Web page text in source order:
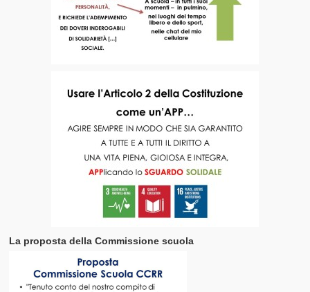
La proposta della Commissione scuola